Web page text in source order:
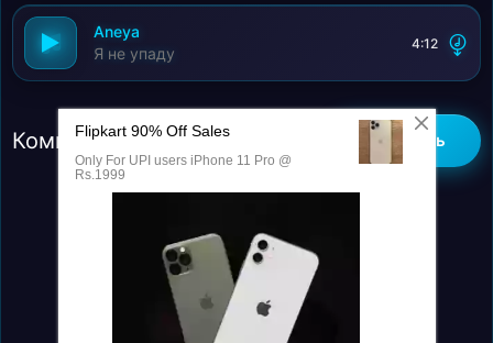
Aneya
Я не упаду
4:12
Комментарии (0) Добавить